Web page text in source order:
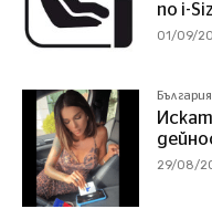
по i-
01/09/
България
Искат
29/08/